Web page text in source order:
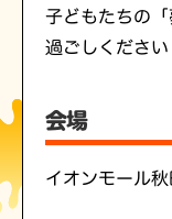
子どもたちの
過ごしください
会場
イオンモール